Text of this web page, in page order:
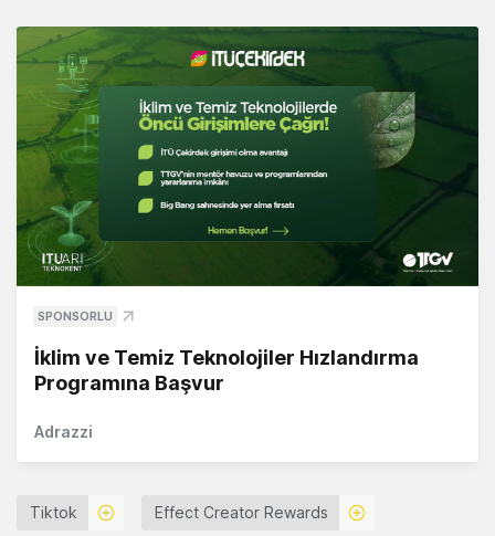
SPONSORLU
İklim ve Temiz Teknolojiler Hızlandırma
Programına Başvur
Adrazzi
Tiktok Effect Creator Rewards